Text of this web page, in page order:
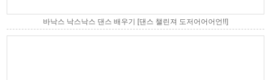
바낙스 낙스낙스 댄스 배우기 [댄스 챌린져 도저어어어언!!]